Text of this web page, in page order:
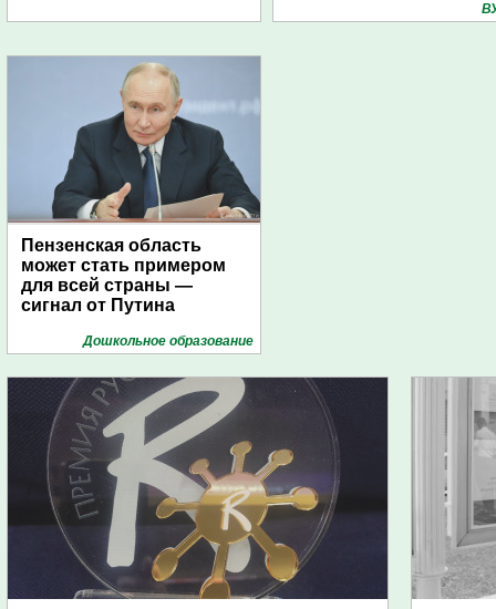
Пензенская область
может стать примером
для всей страны —
сигнал от Путина
Дошкольное образование